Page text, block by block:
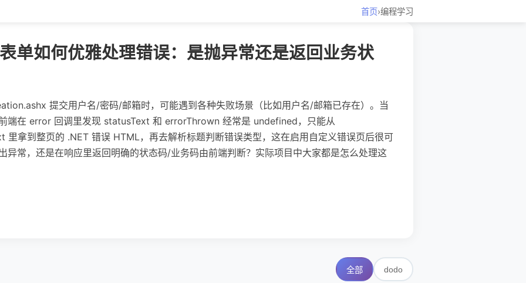
首页›编程学习
单如何优雅处理错误：是抛异常还是返回业务状
提交用户名/密码/邮箱时，可能遇到各种失败场景（比如用户名/邮箱已存在）。当
端在 error 回调里发现 statusText 和 errorThrown 经常是 undefined，只能从
拿到整页的 .NET 错误 HTML，再去解析标题判断错误类型，这在启用自定义错误页后很可
异常，还是在响应里返回明确的状态码/业务码由前端判断？实际项目中大家都是怎么处理这
全部 dodo